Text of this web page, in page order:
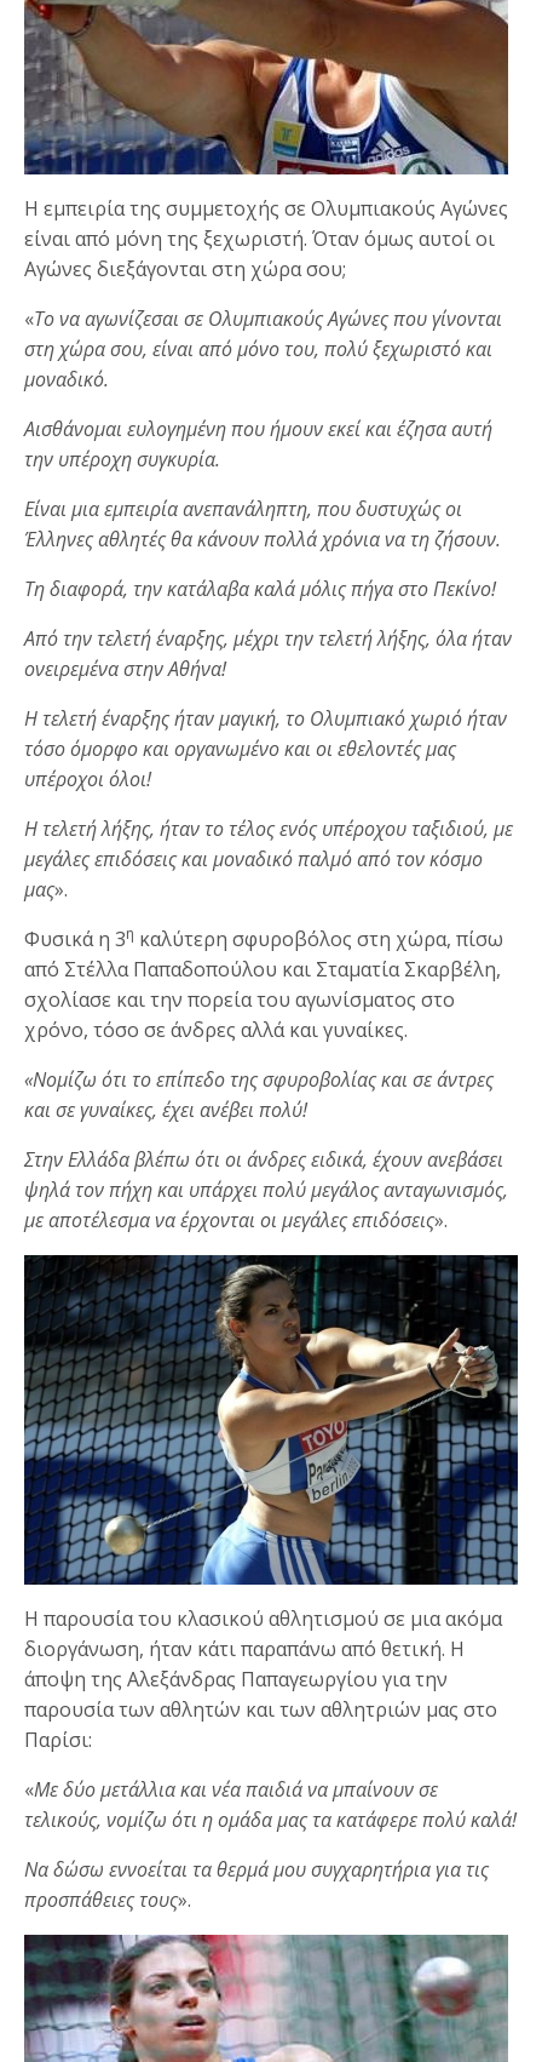
Η εμπειρία της συμμετοχής σε Ολυμπιακούς Αγώνες
είναι από μόνη της ξεχωριστή. Όταν όμως αυτοί οι
Αγώνες διεξάγονται στη χώρα σου;
«Το να αγωνίζεσαι σε Ολυμπιακούς Αγώνες που γίνονται
στη χώρα σου, είναι από μόνο του, πολύ ξεχωριστό και
μοναδικό.
Αισθάνομαι ευλογημένη που ήμουν εκεί και έζησα αυτή
την υπέροχη συγκυρία.
Είναι μια εμπειρία ανεπανάληπτη, που δυστυχώς οι
Έλληνες αθλητές θα κάνουν πολλά χρόνια να τη ζήσουν.
Τη διαφορά, την κατάλαβα καλά μόλις πήγα στο Πεκίνο!
Από την τελετή έναρξης, μέχρι την τελετή λήξης, όλα ήταν
ονειρεμένα στην Αθήνα!
Η τελετή έναρξης ήταν μαγική, το Ολυμπιακό χωριό ήταν
τόσο όμορφο και οργανωμένο και οι εθελοντές μας
υπέροχοι όλοι!
Η τελετή λήξης, ήταν το τέλος ενός υπέροχου ταξιδιού, με
μεγάλες επιδόσεις και μοναδικό παλμό από τον κόσμο
μας».
Φυσικά η 3η καλύτερη σφυροβόλος στη χώρα, πίσω
από Στέλλα Παπαδοπούλου και Σταματία Σκαρβέλη,
σχολίασε και την πορεία του αγωνίσματος στο
χρόνο, τόσο σε άνδρες αλλά και γυναίκες.
«Νομίζω ότι το επίπεδο της σφυροβολίας και σε άντρες
και σε γυναίκες, έχει ανέβει πολύ!
Στην Ελλάδα βλέπω ότι οι άνδρες ειδικά, έχουν ανεβάσει
ψηλά τον πήχη και υπάρχει πολύ μεγάλος ανταγωνισμός,
με αποτέλεσμα να έρχονται οι μεγάλες επιδόσεις».
Η παρουσία του κλασικού αθλητισμού σε μια ακόμα
διοργάνωση, ήταν κάτι παραπάνω από θετική. Η
άποψη της Αλεξάνδρας Παπαγεωργίου για την
παρουσία των αθλητών και των αθλητριών μας στο
Παρίσι:
«Με δύο μετάλλια και νέα παιδιά να μπαίνουν σε
τελικούς, νομίζω ότι η ομάδα μας τα κατάφερε πολύ καλά!
Να δώσω εννοείται τα θερμά μου συγχαρητήρια για τις
προσπάθειες τους».